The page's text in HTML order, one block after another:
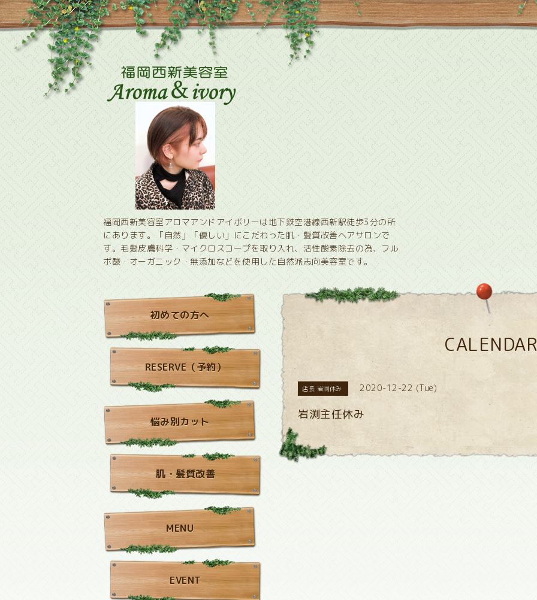
福岡西新美容室アロマアンドアイボリーは地下鉄空港線西新駅徒歩3分の所
にあります。「自然」「優しい」にこだわった肌・髪質改善ヘアサロンで
す。毛髪皮膚科学・マイクロスコープを取り入れ、活性酸素除去の為、フル
ボ酸・オーガニック・無添加などを使用した自然派志向美容室です。
CALENDAR
店長 岩渕休み 2020-12-22 (Tue)
岩渕主任休み
初めての方へ
RESERVE（予約）
悩み別カット
肌・髪質改善
MENU
EVENT